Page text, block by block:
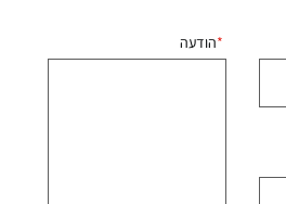
הודעה